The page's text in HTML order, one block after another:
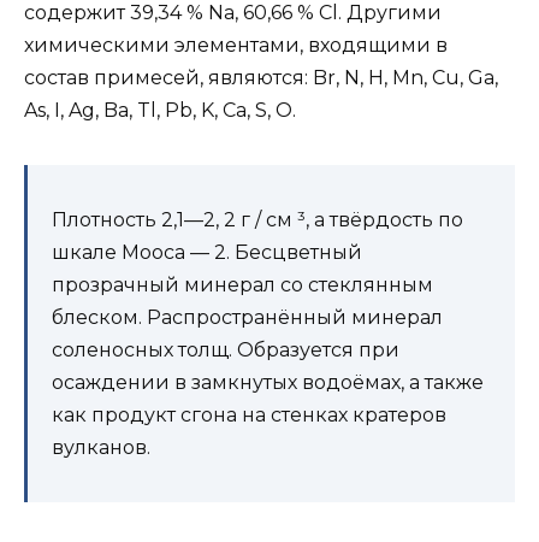
содержит 39,34 % Na, 60,66 % Cl. Другими
химическими элементами, входящими в
состав примесей, являются: Br, N, H, Mn, Cu, Ga,
As, I, Ag, Ba, Tl, Pb, K, Ca, S, O.
Плотность 2,1—2, 2 г / см ³, а твёрдость по
шкале Мооса — 2. Бесцветный
прозрачный минерал со стеклянным
блеском. Распространённый минерал
соленосных толщ. Образуется при
осаждении в замкнутых водоёмах, а также
как продукт сгона на стенках кратеров
вулканов.